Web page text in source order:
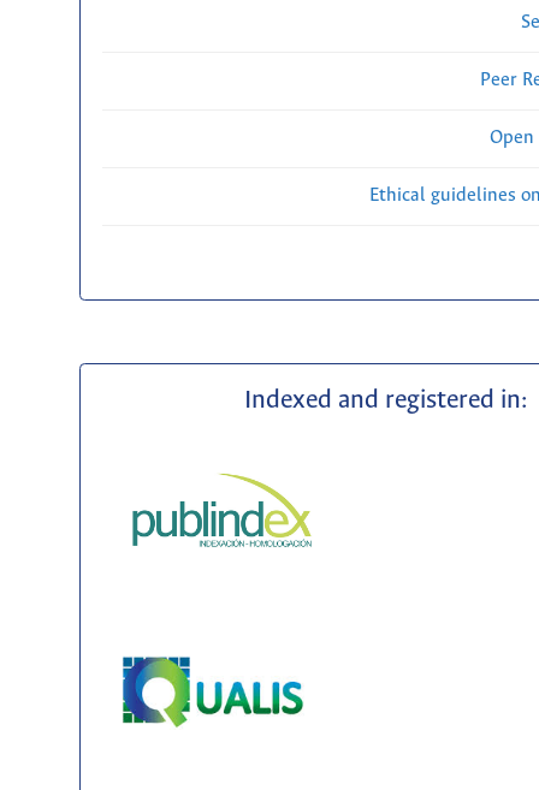
Peer
Open
Ethical guidelines
Indexed and registered in: